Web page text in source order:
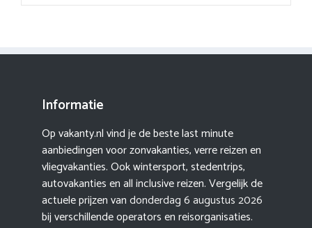
Informatie
Op vakanty.nl vind je de beste last minute
aanbiedingen voor zonvakanties, verre reizen en
vliegvakanties. Ook wintersport, stedentrips,
autovakanties en all inclusive reizen. Vergelijk de
actuele prijzen vandonderdag 6 augustus 2026
bij verschillende operators en reisorganisaties.